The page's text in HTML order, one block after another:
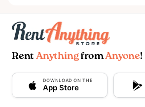
Rent AnythingfromAnyone!
DOWNLOAD ON THE
App Store